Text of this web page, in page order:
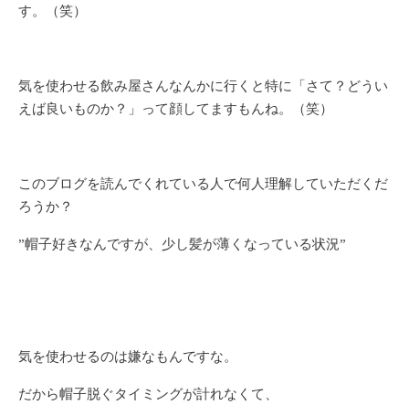
す。（笑）
気を使わせる飲み屋さんなんかに行くと特に「さて？どうい
えば良いものか？」って顔してますもんね。（笑）
このブログを読んでくれている人で何人理解していただくだ
ろうか？
”帽子好きなんですが、少し髪が薄くなっている状況”
気を使わせるのは嫌なもんですな。
だから帽子脱ぐタイミングが計れなくて、